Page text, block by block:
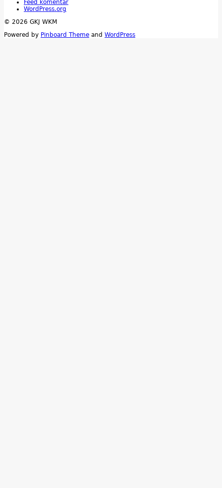
Feed komentar
WordPress.org
© 2026 GKJ WKM
Powered by Pinboard Theme and WordPress